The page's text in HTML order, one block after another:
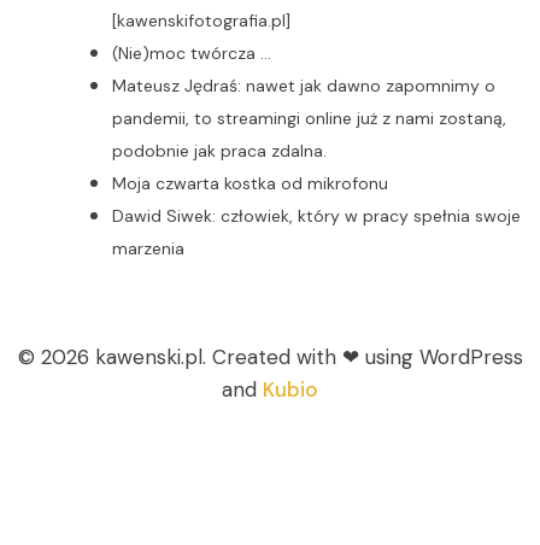
[kawenskifotografia.pl]
(Nie)moc twórcza …
Mateusz Jędraś: nawet jak dawno zapomnimy o
pandemii, to streamingi online już z nami zostaną,
podobnie jak praca zdalna.
Moja czwarta kostka od mikrofonu
Dawid Siwek: człowiek, który w pracy spełnia swoje
marzenia
© 2026 kawenski.pl. Created with ❤ using WordPress
and Kubio